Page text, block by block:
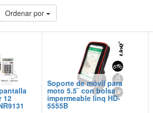
Ordenar por
12
Soporte de móvil para
moto 5.5¨ con bolsa
impermeable linq HD-
5555B